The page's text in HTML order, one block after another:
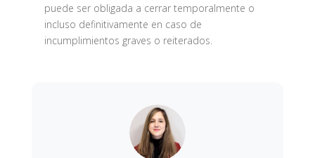
puede ser obligada a cerrar temporalmente o
incluso definitivamente en caso de
incumplimientos graves o reiterados.